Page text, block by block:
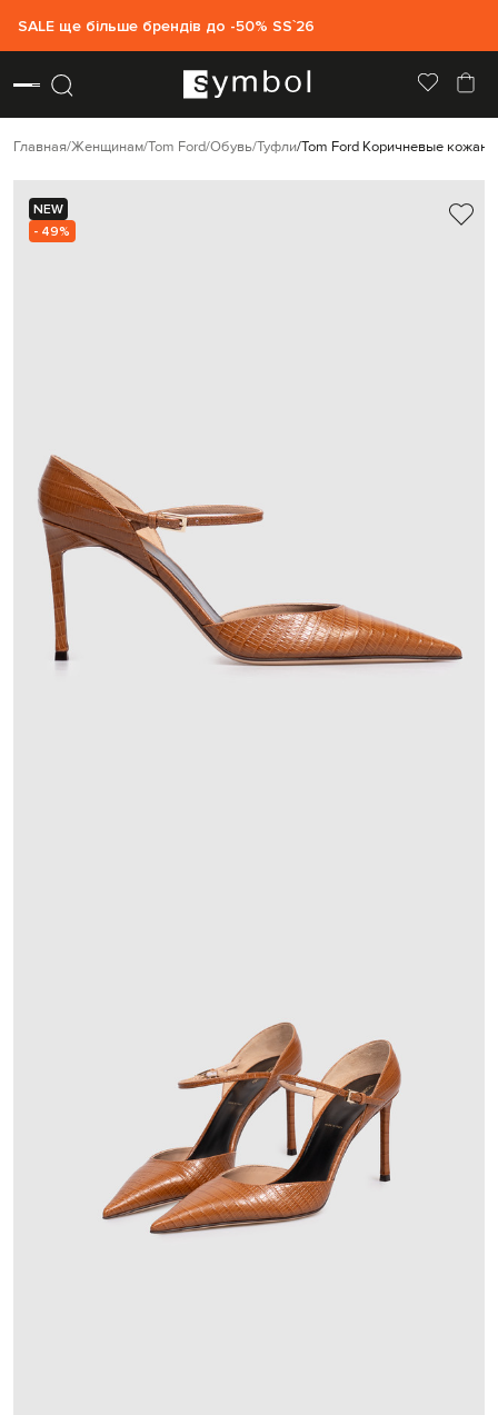
SALE ще більше брендів до -50% SS`26
Главная Женщинам Tom Ford Обувь Туфли Tom Ford Коричневые
NEW
- 49%